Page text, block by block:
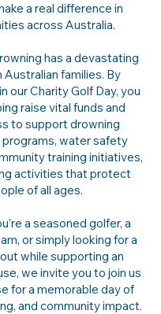
a real difference in
across Australia.
has a devastating
Australian families. By
our Charity Golf Day, you
raise vital funds and
to support drowning
water safety
training initiatives,
activities that protect
of all ages.
a seasoned golfer, a
or simply looking for a
while supporting an
we invite you to join us
for a memorable day of
and community impact.